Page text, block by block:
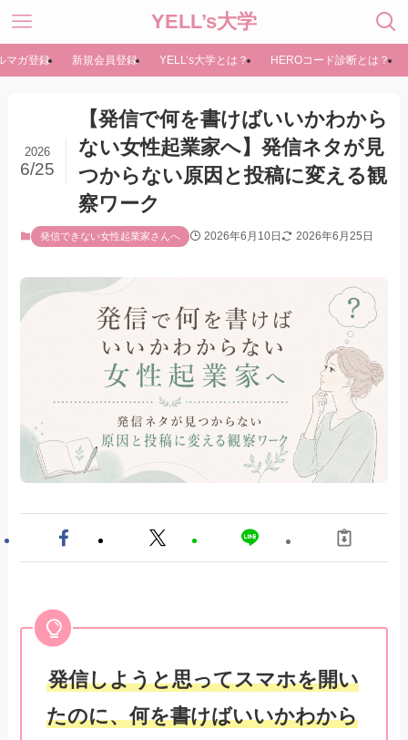
YELL’s大学
マガ登録 新規会員登録 YELL’s大学とは？ HEROコード診断とは？
【発信で何を書けばいいかわから
ない女性起業家へ】発信ネタが見
つからない原因と投稿に変える観
察ワーク
2026
6/25
発信できない女性起業家さんへ 2026年6月10日 2026年6月25日
発信しようと思ってスマホを開い
たのに、何を書けばいいかわから